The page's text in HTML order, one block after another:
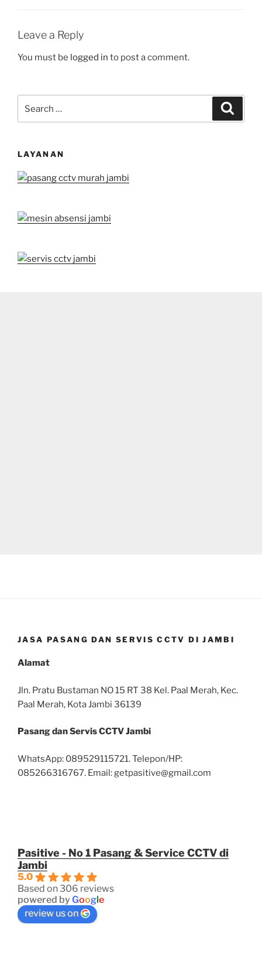
Leave a Reply
You must be logged in to post a comment.
for:
LAYANAN
JASA PASANG DAN SERVIS CCTV DI JAMBI
Alamat
Jln. Pratu Bustaman NO 15 RT 38 Kel. Paal Merah, Kec.
Paal Merah, Kota Jambi 36139
Pasang dan Servis CCTV Jambi
WhatsApp: 089529115721. Telepon/HP:
085266316767. Email: getpasitive@gmail.com
Pasitive - No 1 Pasang & Service CCTV di
Jambi
5.0
Based on 306 reviews
powered byGoogle
review us on